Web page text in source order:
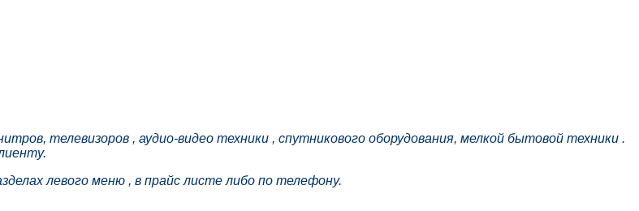
телевизоров , аудио-видео техники , спутникового оборудования, мелкой бытовой техники .
левого меню , в прайс листе либо по телефону.